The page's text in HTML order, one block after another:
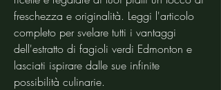
freschezza e originalità. Leggi l'articolo
completo per svelare tutti i vantaggi
dell'estratto di fagioli verdi Edmonton e
lasciati ispirare dalle sue infinite
possibilità culinarie.